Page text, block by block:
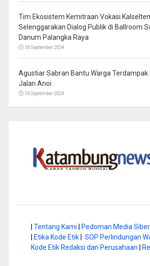
Tim Ekosistem Kemitraan Vokasi
Selenggarakan Dialog Publik di Ballroom
Danum Palangka Raya
18 September 2024
Agustiar Sabran Bantu Warga Terdampak
Jalan Anoi
14 September 2024
Tentang Kami Pedoman Media Siber|
Etika Kode Etik| SOP Perlindungan
Kode Etik Redaksi dan Perusahaan